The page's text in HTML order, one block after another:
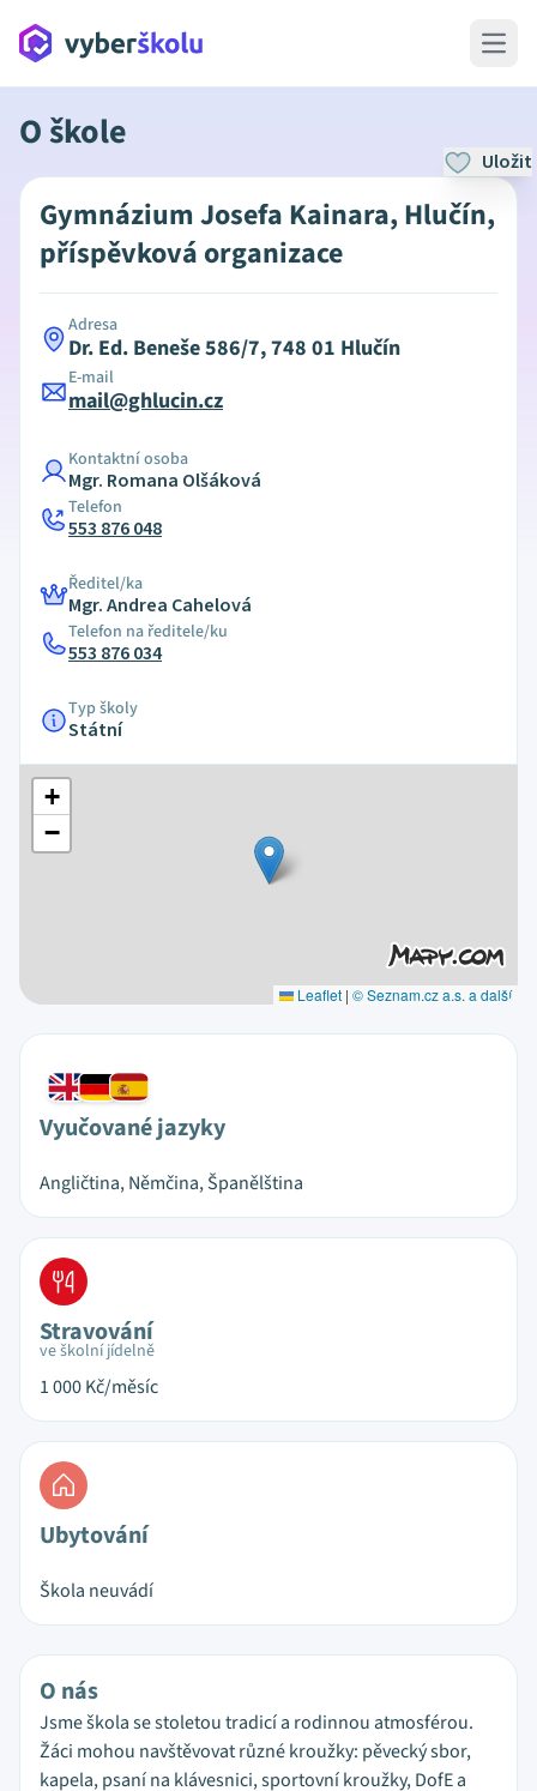
Open
O škole
Uložit
Gymnázium Josefa Kainara, Hlučín,
příspěvková organizace
Adresa
Dr. Ed. Beneše 586/7, 748 01 Hlučín
E-mail
mail@ghlucin.cz
Kontaktní osoba
Mgr. Romana Olšáková
Telefon
553 876 048
Ředitel/ka
Mgr. Andrea Cahelová
Telefon na ředitele/ku
553 876 034
Typ školy
Státní
+
−
Leaflet | © Seznam.cz a.s. a další
Vyučované jazyky
Angličtina, Němčina, Španělština
Stravování
ve školní jídelně
1 000Kč/měsíc
Ubytování
Škola neuvádí
O nás
Jsme škola se stoletou tradicí a rodinnou atmosférou.
Žáci mohou navštěvovat různé kroužky: pěvecký sbor,
kapela, psaní na klávesnici, sportovní kroužky, DofE a